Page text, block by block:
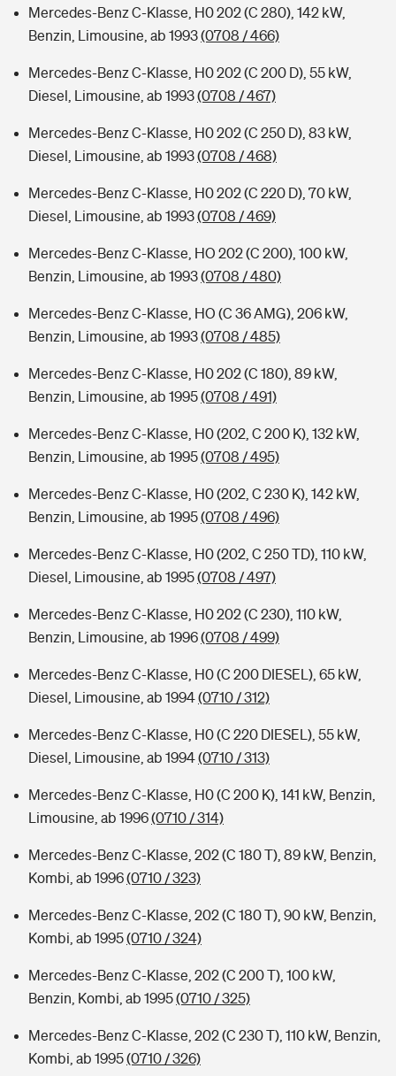
Kinderunfall-Check: Mehr Sicherheit für deine Kids
Typklassen: So ist Ihr Auto eingestuft
Sie haben Fragen?
Mercedes-Benz C-Klasse, H0 202 (C 280), 142 kW,
Benzin, Limousine, ab 1993(0708 / 466)
Mercedes-Benz C-Klasse, H0 202 (C 200 D), 55 kW,
Diesel, Limousine, ab 1993(0708 / 467)
Mercedes-Benz C-Klasse, H0 202 (C 250 D), 83 kW,
Diesel, Limousine, ab 1993(0708 / 468)
Mercedes-Benz C-Klasse, H0 202 (C 220 D), 70 kW,
Diesel, Limousine, ab 1993(0708 / 469)
Mercedes-Benz C-Klasse, HO 202 (C 200), 100 kW,
Benzin, Limousine, ab 1993(0708 / 480)
Mercedes-Benz C-Klasse, HO (C 36 AMG), 206 kW,
Benzin, Limousine, ab 1993(0708 / 485)
Mercedes-Benz C-Klasse, H0 202 (C 180), 89 kW,
Benzin, Limousine, ab 1995(0708 / 491)
Mercedes-Benz C-Klasse, H0 (202, C 200 K), 132 kW,
Benzin, Limousine, ab 1995(0708 / 495)
Mercedes-Benz C-Klasse, H0 (202, C 230 K), 142 kW,
Benzin, Limousine, ab 1995(0708 / 496)
Mercedes-Benz C-Klasse, H0 (202, C 250 TD), 110 kW,
Diesel, Limousine, ab 1995(0708 / 497)
Mercedes-Benz C-Klasse, H0 202 (C 230), 110 kW,
Benzin, Limousine, ab 1996(0708 / 499)
Mercedes-Benz C-Klasse, H0 (C 200 DIESEL), 65 kW,
Diesel, Limousine, ab 1994(0710 / 312)
Mercedes-Benz C-Klasse, H0 (C 220 DIESEL), 55 kW,
Diesel, Limousine, ab 1994(0710 / 313)
Mercedes-Benz C-Klasse, H0 (C 200 K), 141 kW, Benzin,
Limousine, ab 1996(0710 / 314)
Mercedes-Benz C-Klasse, 202 (C 180 T), 89 kW, Benzin,
Kombi, ab 1996(0710 / 323)
Mercedes-Benz C-Klasse, 202 (C 180 T), 90 kW, Benzin,
Kombi, ab 1995(0710 / 324)
Mercedes-Benz C-Klasse, 202 (C 200 T), 100 kW,
Benzin, Kombi, ab 1995(0710 / 325)
Mercedes-Benz C-Klasse, 202 (C 230 T), 110 kW, Benzin,
Kombi, ab 1995(0710 / 326)